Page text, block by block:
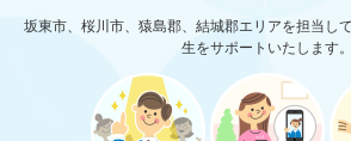
坂東市、桜川市、猿島郡、結城郡エリアを担当し
生をサポートいたします。